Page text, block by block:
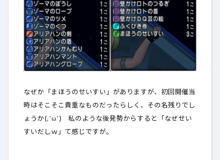
なぜか「まほうのせいすい」がありますが、初回開催当
時はそこそこ貴重なものだったらしく、その名残りでし
ょうか(;^ω^) 私のような後発勢からすると「なぜせい
すいだしｗ」て感じですが。